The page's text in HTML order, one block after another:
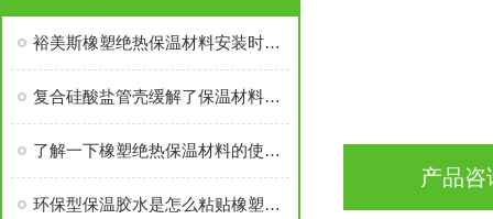
裕美斯橡塑绝热保温材料安装时需要注意的几点！
复合硅酸盐管壳缓解了保温材料的易破损现象
了解一下橡塑绝热保温材料的使用安装规则吧
环保型保温胶水是怎么粘贴橡塑保温材料的？
产品咨